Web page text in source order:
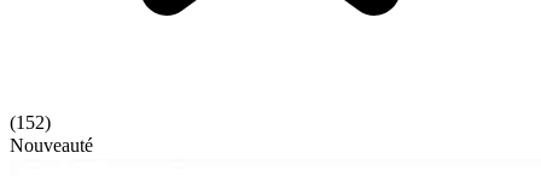
(152)
Nouveauté